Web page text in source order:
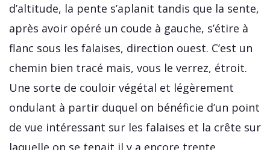
d’altitude, la pente s’aplanit tandis que la sente,
après avoir opéré un coude à gauche, s’étire à
flanc sous les falaises, direction ouest. C’est un
chemin bien tracé mais, vous le verrez, étroit.
Une sorte de couloir végétal et légèrement
ondulant à partir duquel on bénéficie d’un point
de vue intéressant sur les falaises et la crête sur
laquelle on se tenait il y a encore trente